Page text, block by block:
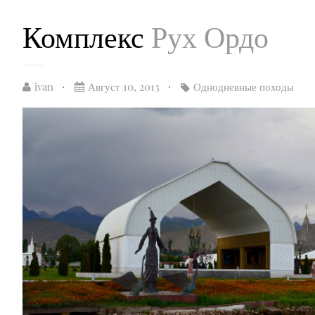
Комплекс Рух Ордо
ivan Август 10, 2013 Однодневные походы